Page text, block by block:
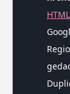
HTML